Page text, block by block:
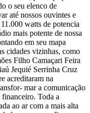
o seu elenco de
até nossos ouvintes e
watts de potencia
mais potente de nossa
em seu mapa
cidades vizinhas, como
Filho Camaçari Feira
Jequié Serrinha Cruz
acreditaram na
mar a comunicação
Toda a
ao ar com a mais alta